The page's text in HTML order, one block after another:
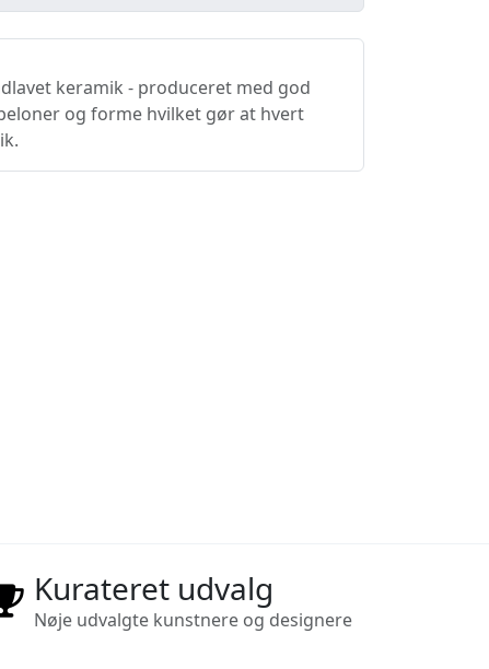
keramik - produceret med god
og forme hvilket gør at hvert
Kurateret udvalg
Nøje udvalgte kunstnere og designere